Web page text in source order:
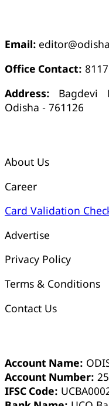
Email:
Office Contact:
Address: Bagdevi
Odisha - 761126
About Us
Career
Card Validation
Advertise
Privacy Policy
Terms & Conditions
Contact Us
Account Name:
Account Number:
IFSC Code: